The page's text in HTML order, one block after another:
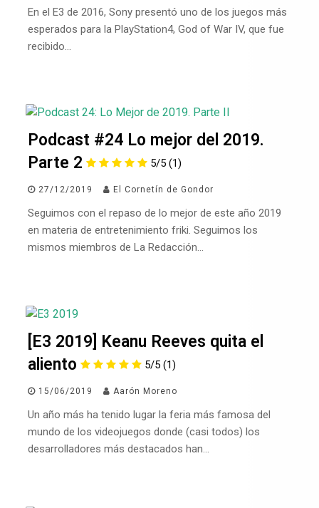
En el E3 de 2016, Sony presentó uno de los juegos más
esperados para la PlayStation4, God of War IV, que fue
recibido…
Podcast #24 Lo mejor del 2019.
Parte 2
5/5 (1)
27/12/2019 El Cornetín de Gondor
Seguimos con el repaso de lo mejor de este año 2019
en materia de entretenimiento friki. Seguimos los
mismos miembros de La Redacción…
[E3 2019] Keanu Reeves quita el
aliento
5/5 (1)
15/06/2019 Aarón Moreno
Un año más ha tenido lugar la feria más famosa del
mundo de los videojuegos donde (casi todos) los
desarrolladores más destacados han…